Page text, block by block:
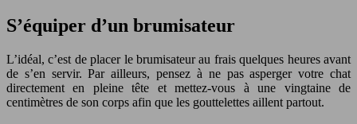
S’équiper d’un brumisateur
L’idéal, c’est de placer le brumisateur au frais quelques heures avant
de s’en servir. Par ailleurs, pensez à ne pas asperger votre chat
directement en pleine tête et mettez-vous à une vingtaine de
centimètres de son corps afin que les gouttelettes aillent partout.